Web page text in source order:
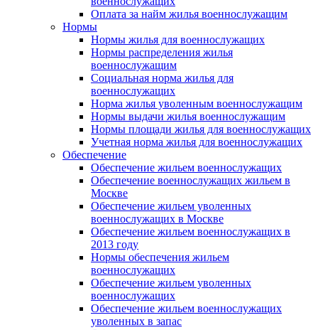
Оплата за найм жилья военнослужащим
Нормы
Нормы жилья для военнослужащих
Нормы распределения жилья
военнослужащим
Социальная норма жилья для
военнослужащих
Норма жилья уволенным военнослужащим
Нормы выдачи жилья военнослужащим
Нормы площади жилья для военнослужащих
Учетная норма жилья для военнослужащих
Обеспечение
Обеспечение жильем военнослужащих
Обеспечение военнослужащих жильем в
Москве
Обеспечение жильем уволенных
военнослужащих в Москве
Обеспечение жильем военнослужащих в
2013 году
Нормы обеспечения жильем
военнослужащих
Обеспечение жильем уволенных
военнослужащих
Обеспечение жильем военнослужащих
уволенных в запас